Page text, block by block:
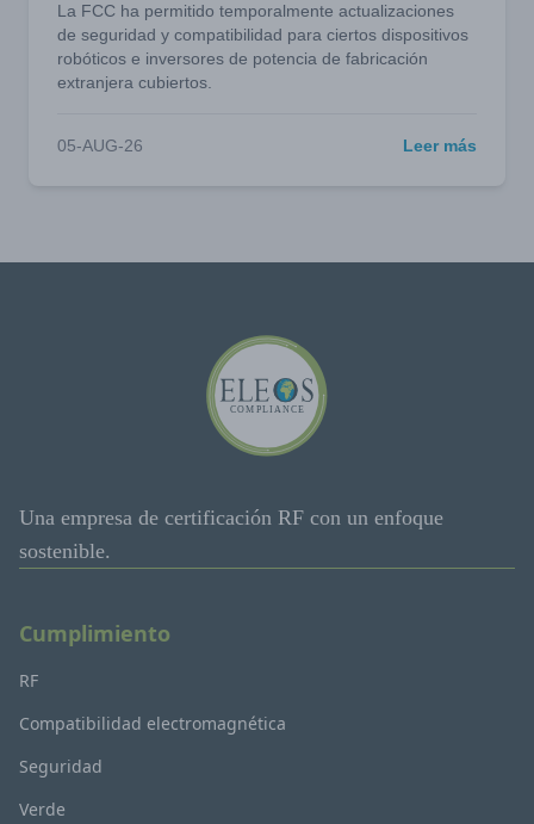
La FCC ha permitido temporalmente actualizaciones
de seguridad y compatibilidad para ciertos dispositivos
robóticos e inversores de potencia de fabricación
extranjera cubiertos.
05-AUG-26 Leer más
Una empresa de certificación RF con un enfoque
sostenible.
Cumplimiento
RF
Compatibilidad electromagnética
Seguridad
Verde